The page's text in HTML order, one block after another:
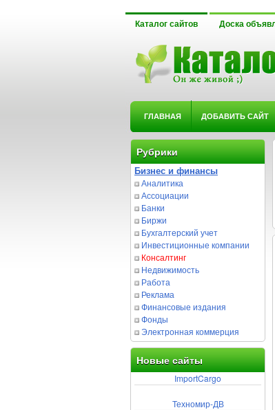
Каталог сайтов Доска
ГЛАВНАЯ ДОБАВИТЬ САЙТ
Рубрики
Бизнес и финансы
Аналитика
Ассоциации
Банки
Биржи
Бухгалтерский учет
Инвестиционные компании
Консалтинг
Недвижимость
Работа
Реклама
Финансовые издания
Фонды
Электронная коммерция
Новые сайты
ImportCargo
Техномир-ДВ